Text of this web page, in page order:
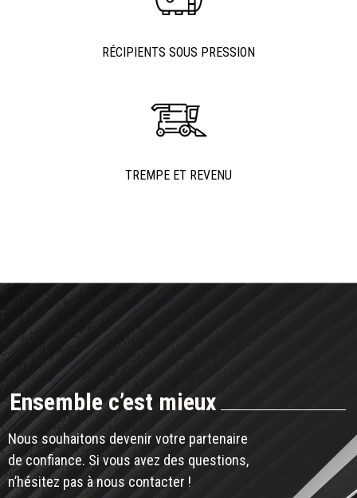
RÉCIPIENTS SOUS PRESSION
TREMPE ET REVENU
Ensemble c’est mieux
Nous souhaitons devenir votre partenaire
de confiance. Si vous avez des questions,
n’hésitez pas à nous contacter !